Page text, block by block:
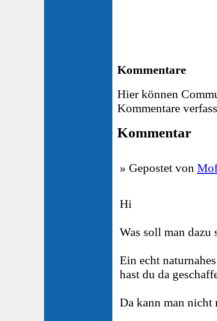
Kommentare
Hier können
Kommentare
Kommentar
» Gepostet von
Hi
Was soll man dazu
Ein echt
hast du da
Da kann man nicht